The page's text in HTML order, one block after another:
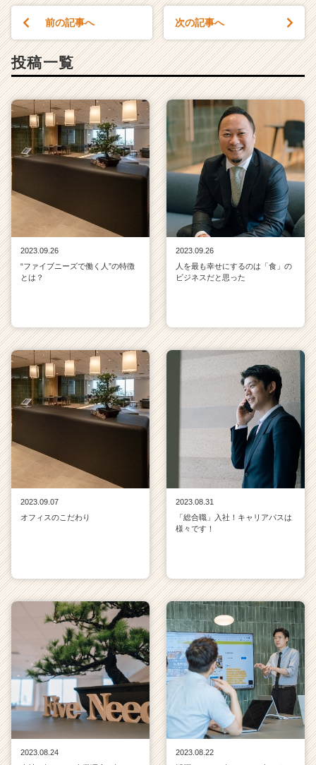
就
サ
ア
キ
ャ
リ
ア
（C
前の記事へ 次の記事へ
投稿一覧
2023.09.26
“ファイブニーズで働く人”の特徴
とは？
2023.09.26
人を最も幸せにするのは「食」の
ビジネスだと思った
2023.09.07
オフィスのこだわり
2023.08.31
「総合職」入社！キャリアパスは
様々です！
2023.08.24
2023.08.22